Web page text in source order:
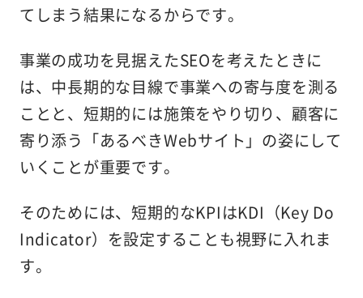
てしまう結果になるからです。
事業の成功を見据えたSEOを考えたときに
は、中長期的な目線で事業への寄与度を測る
ことと、短期的には施策をやり切り、顧客に
寄り添う「あるべきWebサイト」の姿にして
いくことが重要です。
そのためには、短期的なKPIはKDI（Key Do
Indicator）を設定することも視野に入れま
す。